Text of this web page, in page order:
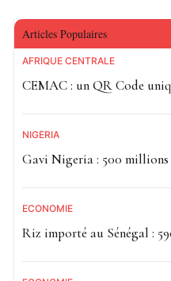
Notre Afrik avec AFP
Articles Populaires
AFRIQUE CENTRALE
CEMAC : un QR Code
NIGÉRIA
Gavi Nigeria : 500 millions
ECONOMIE
Riz importé au Sénégal :